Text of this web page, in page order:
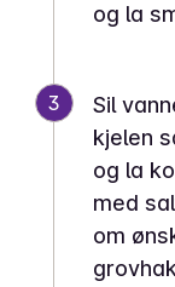
og la
3
Sil
kjelen
og la
med
om